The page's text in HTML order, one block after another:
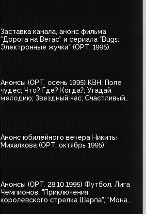
Заставка канала, анонс фильма
"Дорога на Вегас" и сериала "Bugs:
Электронные жучки" (ОРТ, 1995)
Анонсы (ОРТ, осень 1995) КВН; Поле
чудес; Что? Где? Когда?; Угадай
мелодию; Звездный час; Счастливый
Анонс юбилейного вечера Никиты
Михалкова (ОРТ, октябрь 1995)
Анонсы (ОРТ, 28.10.1995) Футбол. Лига
Чемпионов, "Приключения
королевского стрелка Шарпа", "Мона